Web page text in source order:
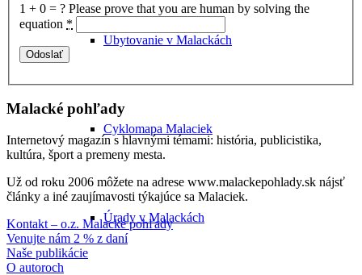
Ubytovanie v Malackách
Cyklomapa Malaciek
Úrady v Malackách
1 + 0 = ? Please prove that you are human by solving the
equation *
Malacké pohľady
Internetový magazín s hlavnými témami: história, publicistika,
kultúra, šport a premeny mesta.
Už od roku 2006 môžete na adrese www.malackepohlady.sk nájsť
články a iné zaujímavosti týkajúce sa Malaciek.
Kontakt – o.z. Malacké pohľady
Venujte nám 2 % z daní
Naše publikácie
O autoroch